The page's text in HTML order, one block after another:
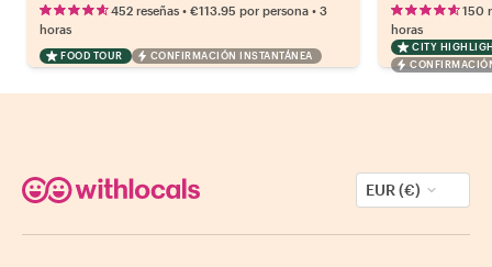
452 reseñas • €113.95 por persona • 3
horas
FOOD TOUR CONFIRMACIÓN INSTANTÁNEA
150
horas
CITY
EUR (€)